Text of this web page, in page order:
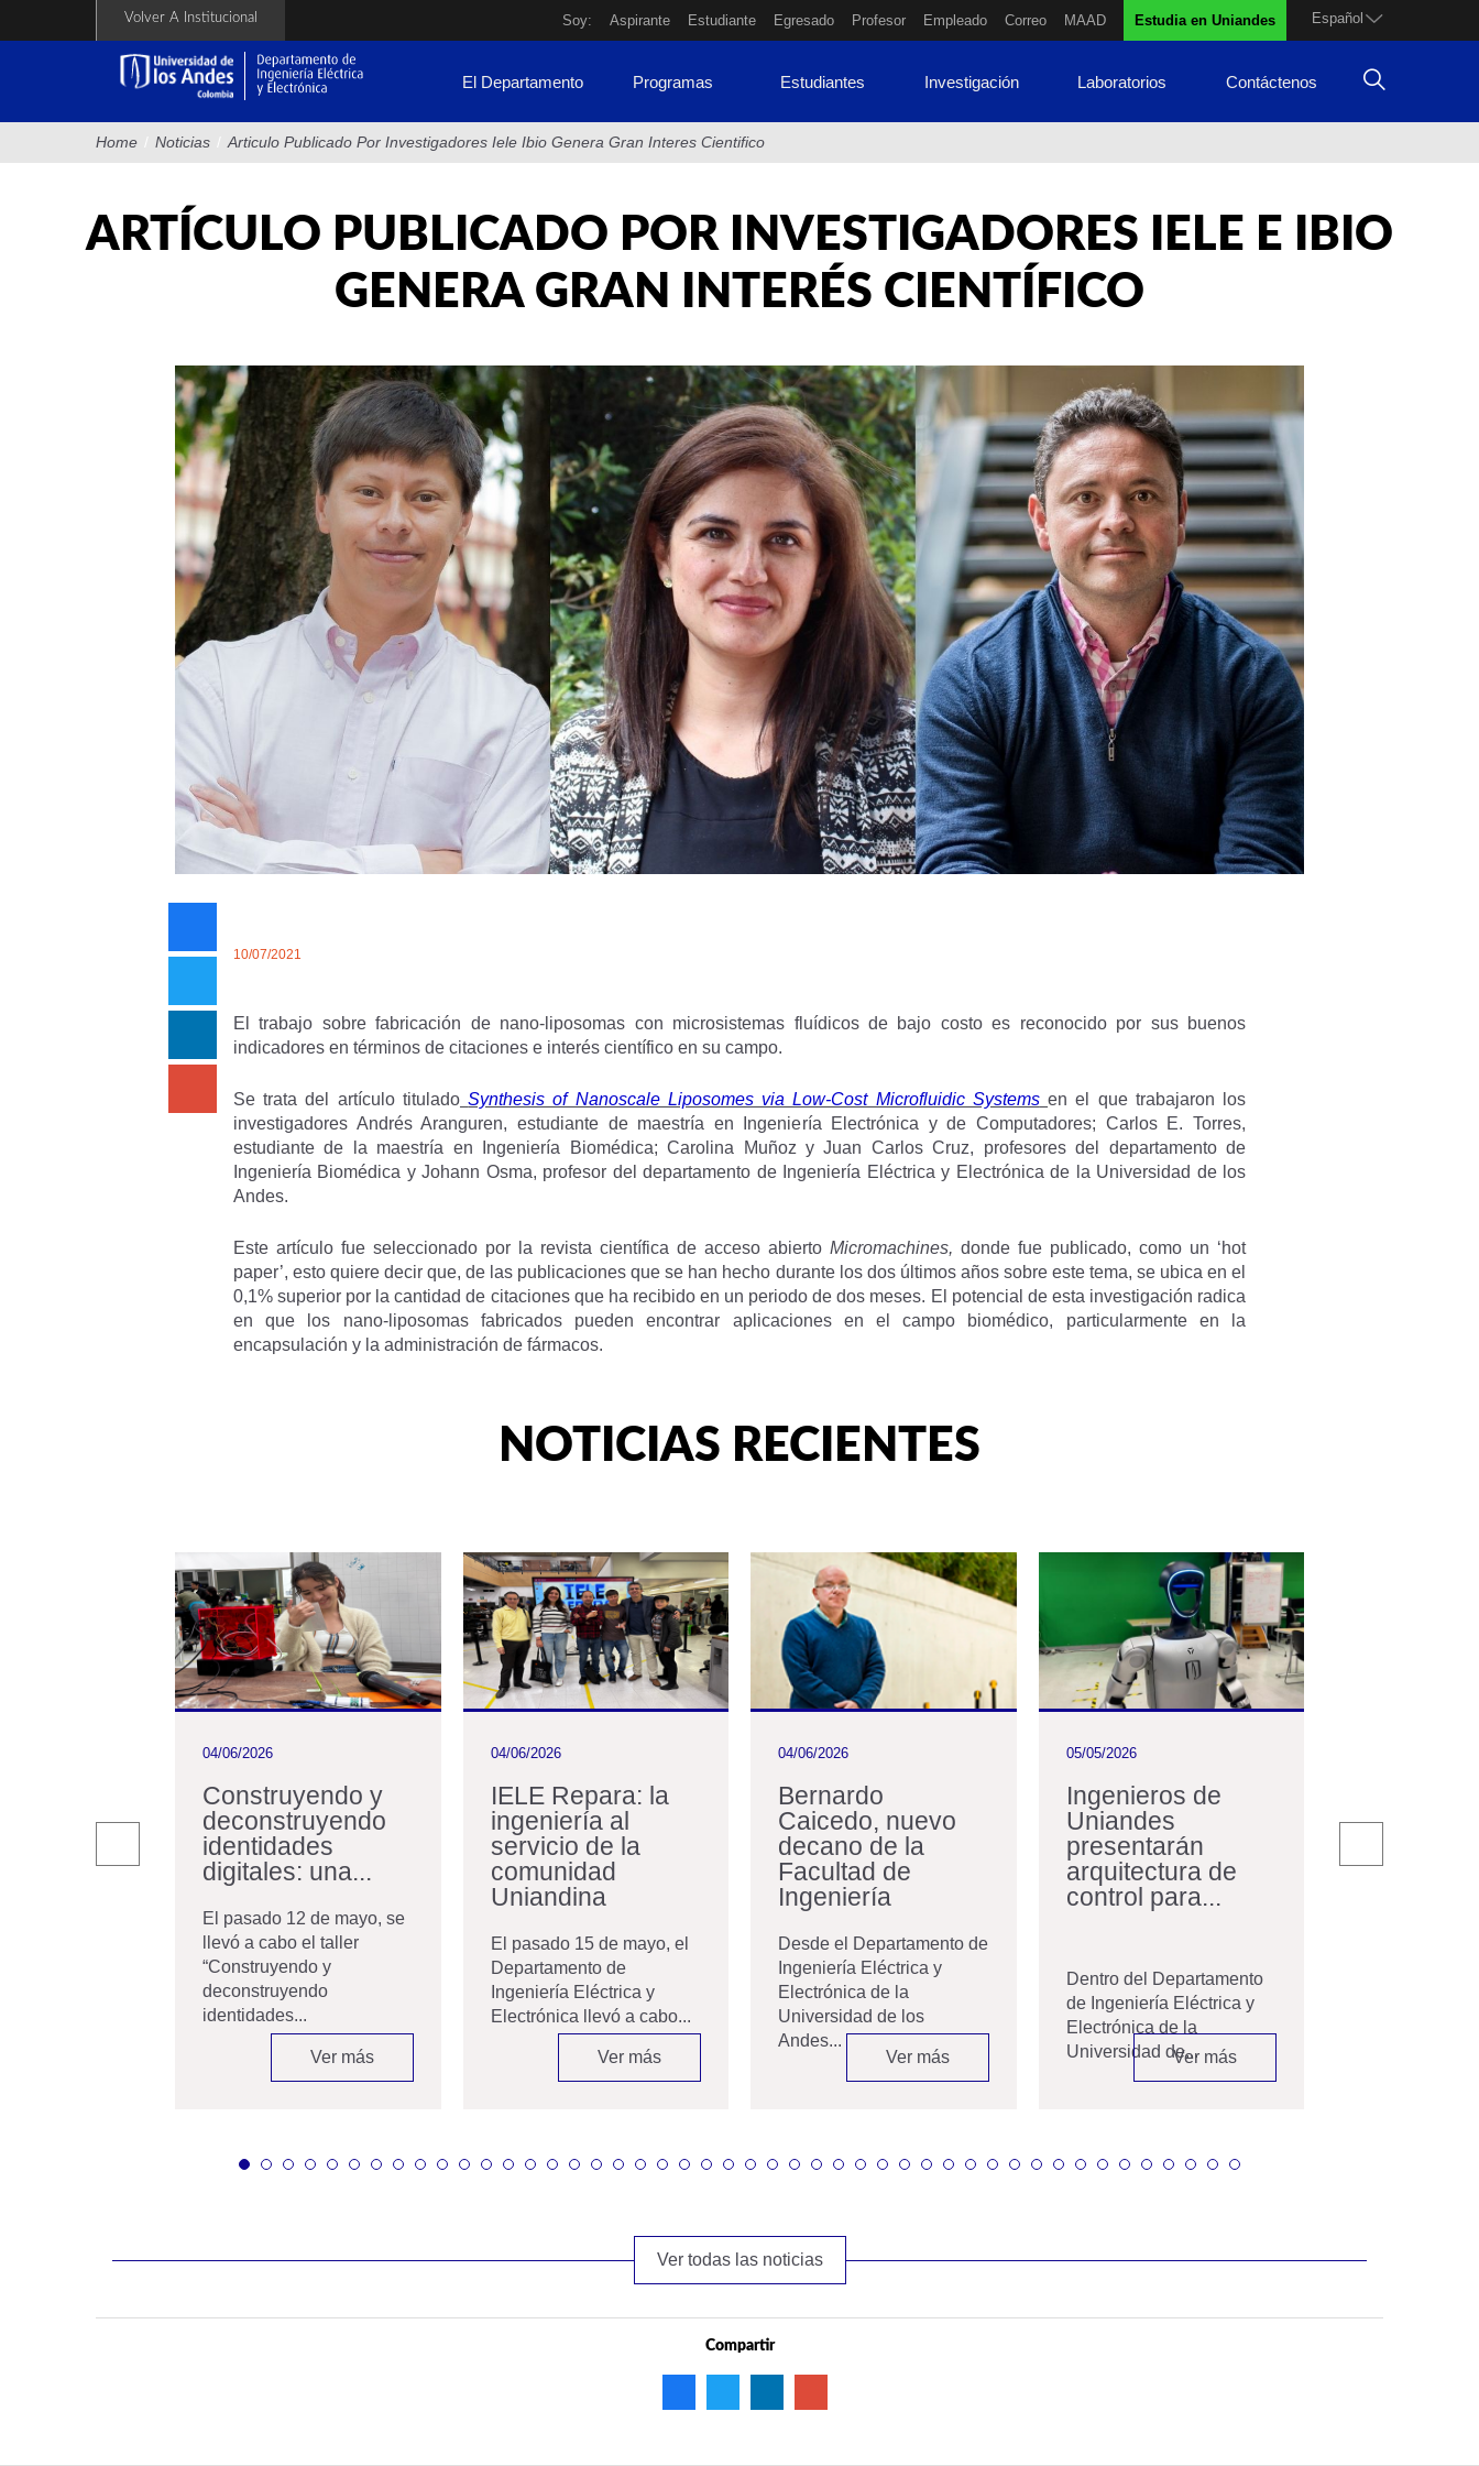
Español
Soy: Aspirante Estudiante Egresado Profesor Empleado Correo MAAD Estudia en Uniandes
Volver A Institucional
El Departamento Programas Estudiantes Investigación Laboratorios Contáctenos
Home / Noticias / Articulo Publicado Por Investigadores Iele Ibio Genera Gran Interes Cientifico
ARTÍCULO PUBLICADO POR INVESTIGADORES IELE E IBIO
GENERA GRAN INTERÉS CIENTÍFICO
10/07/2021
El trabajo sobre fabricación de nano-liposomas con microsistemas fluídicos de bajo costo es reconocido por sus buenos
indicadores en términos de citaciones e interés científico en su campo.
Se trata del artículo titulado Synthesis of Nanoscale Liposomes via Low-Cost Microfluidic Systems en el que trabajaron los
investigadores Andrés Aranguren, estudiante de maestría en Ingeniería Electrónica y de Computadores; Carlos E. Torres,
estudiante de la maestría en Ingeniería Biomédica; Carolina Muñoz y Juan Carlos Cruz, profesores del departamento de
Ingeniería Biomédica y Johann Osma, profesor del departamento de Ingeniería Eléctrica y Electrónica de la Universidad de los
Andes.
Este artículo fue seleccionado por la revista científica de acceso abierto Micromachines, donde fue publicado, como un ‘hot
paper’, esto quiere decir que, de las publicaciones que se han hecho durante los dos últimos años sobre este tema, se ubica en el
0,1% superior por la cantidad de citaciones que ha recibido en un periodo de dos meses. El potencial de esta investigación radica
en que los nano-liposomas fabricados pueden encontrar aplicaciones en el campo biomédico, particularmente en la
encapsulación y la administración de fármacos.
NOTICIAS RECIENTES
acredita
04/06/2026
Construyendo y
deconstruyendo
identidades
digitales: una...
El pasado 12 de mayo, se
llevó a cabo el taller
“Construyendo y
deconstruyendo
identidades...
Ver más
04/06/2026
IELE Repara: la
ingeniería al
servicio de la
comunidad
Uniandina
El pasado 15 de mayo, el
Departamento de
Ingeniería Eléctrica y
Electrónica llevó a cabo...
Ver más
04/06/2026
Bernardo
Caicedo, nuevo
decano de la
Facultad de
Ingeniería
Desde el Departamento de
Ingeniería Eléctrica y
Electrónica de la
Universidad de los
Andes...
Ver más
05/05/2026
Ingenieros de
Uniandes
presentarán
arquitectura de
control para...
Dentro del Departamento
de Ingeniería Eléctrica y
Electrónica de la
Universidad de...Ver más
nos
Occidente
Ver todas las noticias
Compartir